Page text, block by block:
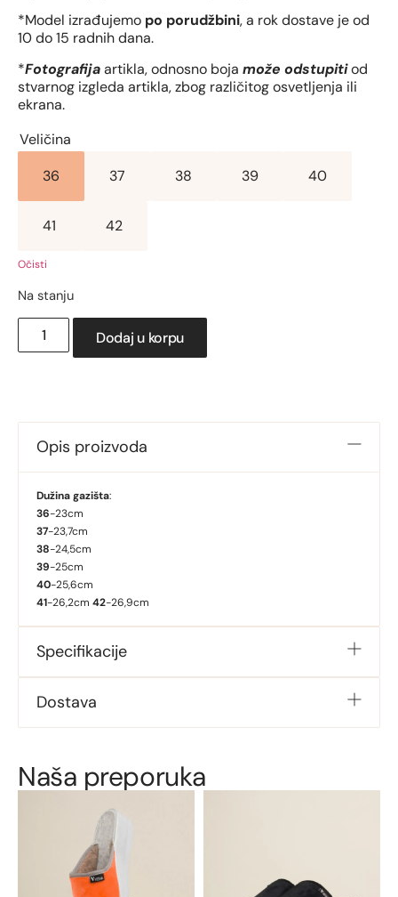
*Model izrađujemo po porudžbini, a rok dostave je od
10 do 15 radnih dana.
*Fotografijaartikla, odnosno boja može odstupitiod
stvarnog izgleda artikla, zbog različitog osvetljenja ili
ekrana.
Veličina
36
37 38 39 40
41 42
Očisti
Na stanju
Dodaj u korpu
Opis proizvoda
Dužina gazišta:
36-23cm
37-23,7cm
38-24,5cm
39-25cm
40-25,6cm
41-26,2cm 42-26,9cm
Specifikacije
Dostava
Naša preporuka